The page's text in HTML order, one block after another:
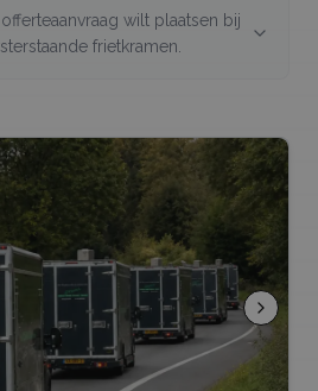
wilt plaatsen bij
frietkramen